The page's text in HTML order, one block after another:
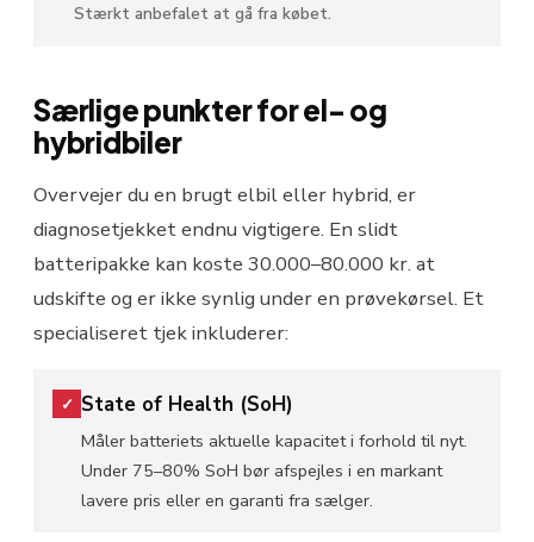
Stærkt anbefalet at gå fra købet.
Særlige punkter for el- og
hybridbiler
Overvejer du en brugt elbil eller hybrid, er
diagnosetjekket endnu vigtigere. En slidt
batteripakke kan koste 30.000–80.000 kr. at
udskifte og er ikke synlig under en prøvekørsel. Et
specialiseret tjek inkluderer:
✓ State of Health (SoH)
Måler batteriets aktuelle kapacitet i forhold til nyt.
Under 75–80% SoH bør afspejles i en markant
lavere pris eller en garanti fra sælger.